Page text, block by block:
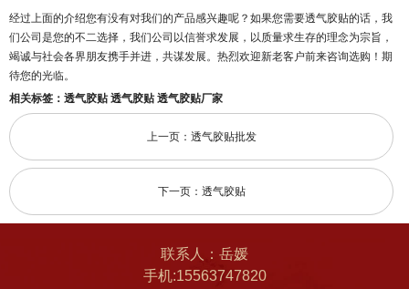
经过上面的介绍您有没有对我们的产品感兴趣呢？如果您需要透气胶贴的话，我
们公司是您的不二选择，我们公司以信誉求发展，以质量求生存的理念为宗旨，
竭诚与社会各界朋友携手并进，共谋发展。热烈欢迎新老客户前来咨询选购！期
待您的光临。
相关标签： 透气胶贴 透气胶贴 透气胶贴厂家
上一页：透气胶贴批发
下一页：透气胶贴
联系人：岳媛
手机:15563747820